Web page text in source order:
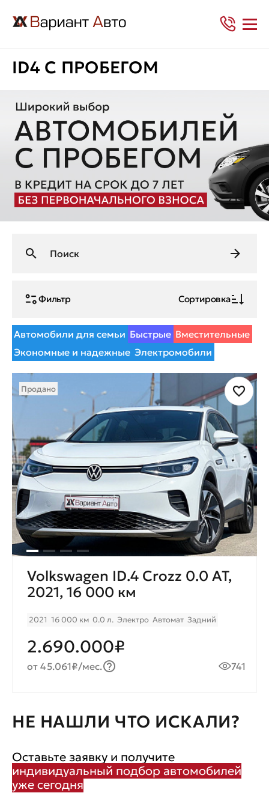
ID4 С ПРОБЕГОМ
Фильтр Сортировка
Автомобили для семьи Быстрые Вместительные
Экономные и надежные Электромобили
Продано
Volkswagen ID.4 Crozz 0.0 AT,
2021, 16 000 км
2021 16 000 км 0.0 л. Электро Автомат Задний
2.690.000₽
от 45.061₽/мес. 741
НЕ НАШЛИ ЧТО ИСКАЛИ?
Оставьте заявку и получите
индивидуальный подбор автомобилей
уже сегодня